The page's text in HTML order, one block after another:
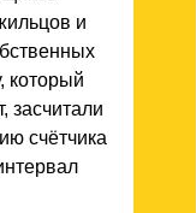
и
который
засчитали
счётчика